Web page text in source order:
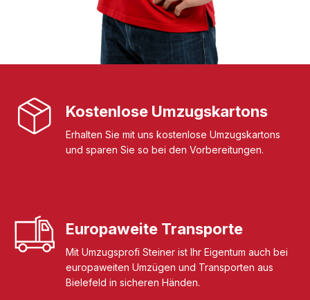
Kostenlose Umzugskartons
Erhalten Sie mit uns kostenlose Umzugskartons
und sparen Sie so bei den Vorbereitungen.
Europaweite Transporte
Mit Umzugsprofi Steiner ist Ihr Eigentum auch bei
europaweiten Umzügen und Transporten aus
Bielefeld in sicheren Händen.